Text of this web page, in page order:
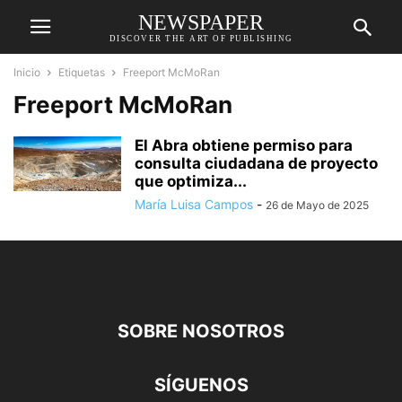
NEWSPAPER
DISCOVER THE ART OF PUBLISHING
Inicio Etiquetas Freeport McMoRan
Freeport McMoRan
El Abra obtiene permiso para
consulta ciudadana de proyecto
que optimiza...
María Luisa Campos - 26 de Mayo de 2025
SOBRE NOSOTROS
SÍGUENOS